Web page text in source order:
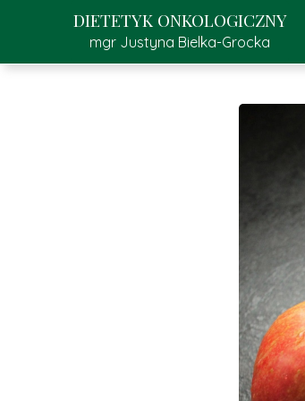
DIETETYK ONKOLOGICZNY
mgr Justyna Bielka-Grocka